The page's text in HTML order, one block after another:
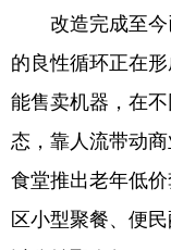
改造完成至今
的良性循环正在
能售卖机器，在
态，靠人流带动
食堂推出老年低
区小型聚餐、便